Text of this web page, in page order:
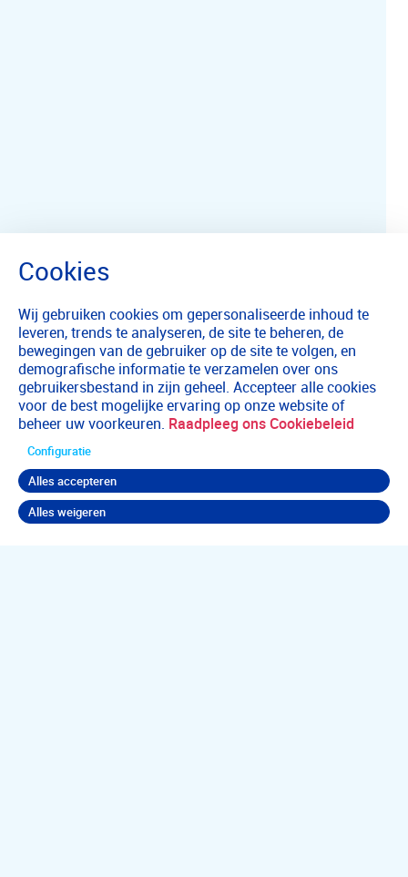
Wij gebruiken cookies om gepersonaliseerde inhoud te
leveren, trends te analyseren, de site te beheren, de
bewegingen van de gebruiker op de site te volgen, en
demografische informatie te verzamelen over ons
gebruikersbestand in zijn geheel. Accepteer alle cookies
voor de best mogelijke ervaring op onze website of
beheer uw voorkeuren. Raadpleeg ons Cookiebeleid
Configuratie
Alles accepteren
Alles weigeren